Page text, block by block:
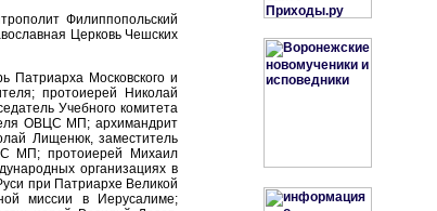
Филиппопольский
Церковь Чешских
Патриарха Московского и
протоиерей Николай
Учебного комитета
ОВЦС МП; архимандрит
Лищенюк, заместитель
МП; протоиерей Михаил
организациях в
при Патриархе Великой
миссии в Иерусалиме;